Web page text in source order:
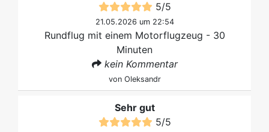
5/5
21.05.2026 um 22:54
Rundflug mit einem Motorflugzeug - 30
Minuten
kein Kommentar
von Oleksandr
Sehr gut
5/5